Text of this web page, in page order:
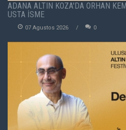
ADANA ALTIN KOZA'DA ORHAN
USTA İSME
07 Agustos 2026 0